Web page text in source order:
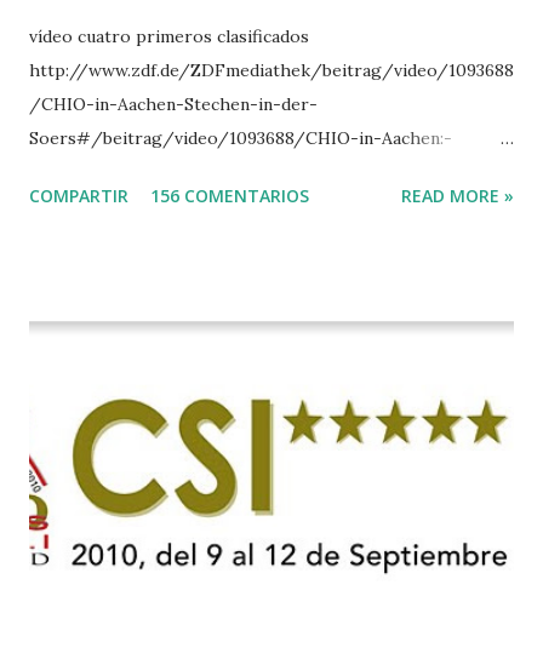
vídeo cuatro primeros clasificados
http://www.zdf.de/ZDFmediathek/beitrag/video/1093688
/CHIO-in-Aachen-Stechen-in-der-
Soers#/beitrag/video/1093688/CHIO-in-Aachen:-
COMPARTIR 156 COMENTARIOS READ MORE »